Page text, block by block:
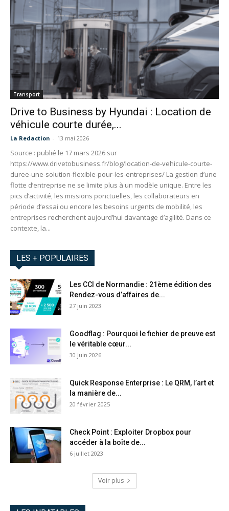
Transport
Drive to Business by Hyundai : Location de
véhicule courte durée,...
La Redaction - 13 mai 2026
Source : publié le 17 mars 2026 sur
https://www.drivetobusiness.fr/blog/location-de-vehicule-courte-
duree-une-solution-flexible-pour-les-entreprises/ La gestion d’une
flotte d’entreprise ne se limite plus à un modèle unique. Entre les
pics d’activité, les missions ponctuelles, les collaborateurs en
période d’essai ou encore les besoins urgents de mobilité, les
entreprises recherchent aujourd’hui davantage d’agilité. Dans ce
contexte, la...
LES + POPULAIRES
Les CCI de Normandie : 21ème édition des
Rendez-vous d’affaires de...
27 juin 2023
Goodflag : Pourquoi le fichier de preuve est
le véritable cœur...
30 juin 2026
Quick Response Enterprise : Le QRM, lֹ’art et
la manière de...
20 février 2025
Check Point : Exploiter Dropbox pour
accéder à la boîte de...
6 juillet 2023
Voir plus